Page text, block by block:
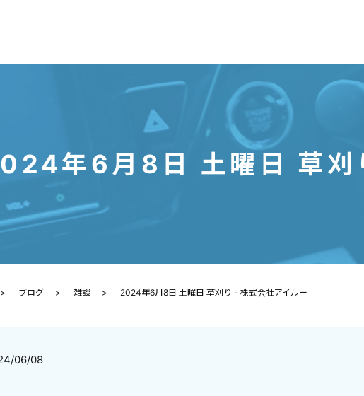
年6月8日 土曜日 草刈
ブログ 雑談 2024年6月8日 土曜日 草刈り - 株式会社アイルー
06/08